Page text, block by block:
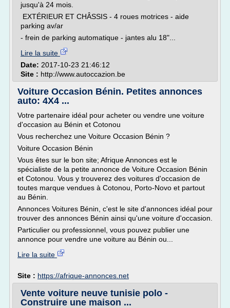
jusqu'à 24 mois.
EXTÉRIEUR ET CHÂSSIS - 4 roues motrices - aide
parking av/ar
- frein de parking automatique - jantes alu 18"...
Lire la suite
Date: 2017-10-23 21:46:12
Site : http://www.autoccazion.be
Voiture Occasion Bénin. Petites annonces
auto: 4X4 ...
Votre partenaire idéal pour acheter ou vendre une voiture
d'occasion au Bénin et Cotonou
Vous recherchez une Voiture Occasion Bénin ?
Voiture Occasion Bénin
Vous êtes sur le bon site; Afrique Annonces est le
spécialiste de la petite annonce de Voiture Occasion Bénin
et Cotonou. Vous y trouverez des voitures d'occasion de
toutes marque vendues à Cotonou, Porto-Novo et partout
au Bénin.
Annonces Voitures Bénin, c'est le site d'annonces idéal pour
trouver des annonces Bénin ainsi qu'une voiture d'occasion.
Particulier ou professionnel, vous pouvez publier une
annonce pour vendre une voiture au Bénin ou...
Lire la suite
Site : https://afrique-annonces.net
Vente voiture neuve tunisie polo -
Construire une maison ...